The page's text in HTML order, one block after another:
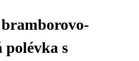
polévka s